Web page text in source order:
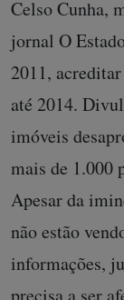
Celso Cunha,
jornal O
2011,
até 2014.
imóveis
mais de 1.000
Apesar da
não estão
informações,